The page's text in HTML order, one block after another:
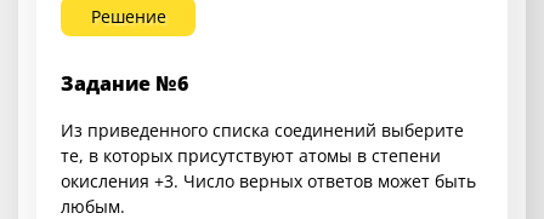
Решение
Задание №6
Из приведенного списка соединений выберите
те, в которых присутствуют атомы в степени
окисления +3. Число верных ответов может быть
любым.